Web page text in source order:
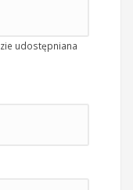
udostępniana